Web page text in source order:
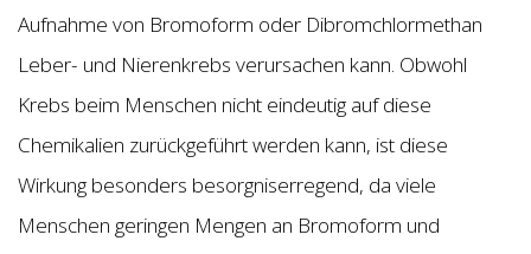
Aufnahme von Bromoform oder Dibromchlormethan
Leber- und Nierenkrebs verursachen kann. Obwohl
Krebs beim Menschen nicht eindeutig auf diese
Chemikalien zurückgeführt werden kann, ist diese
Wirkung besonders besorgniserregend, da viele
Menschen geringen Mengen an Bromoform und